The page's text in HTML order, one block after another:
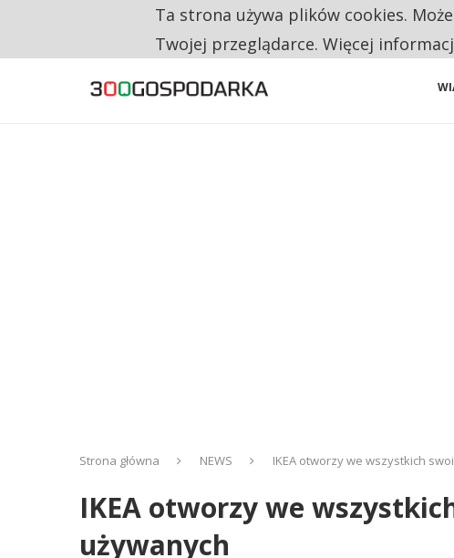
CO TRZECIĄ ZŁOTÓWKĘ Z EMERYTURY SENIORZY
Strona główna NEWS IKEA otworzy we wszystkich
IKEA otworzy we
używanych
Ta strona używa plików cookies.
Twojej przeglądarce. Więcej